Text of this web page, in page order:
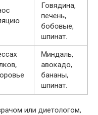
Говядина,
печень,
бобовые,
шпинат.
Миндаль,
авокадо,
бананы,
шпинат.
или диетологом,